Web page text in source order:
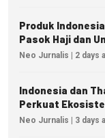
Produk
Pasok Haji dan
Neo Jurnalis | 2 days
Indonesia dan
Perkuat
Neo Jurnalis | 3 days